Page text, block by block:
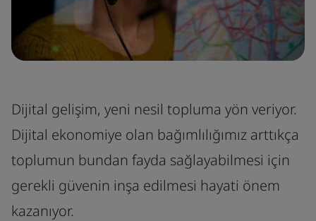
Dijital gelişim, yeni nesil topluma yön veriyor.
Dijital ekonomiye olan bağımlılığımız arttıkça
toplumun bundan fayda sağlayabilmesi için
gerekli güvenin inşa edilmesi hayati önem
kazanıyor.